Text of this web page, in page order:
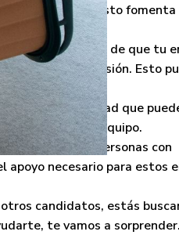
y respetuosa. Esto fomenta
en caso de que tu
y la inclusión. Esto
y creatividad que
y fortalezcan al equipo.
de personas con
necesario para estos
candidatos, estás
te vamos a sorprender.